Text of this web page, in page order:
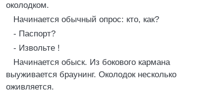
околодком.
Начинается обычный опрос: кто, как?
- Паспорт?
- Извольте !
Начинается обыск. Из бокового кармана
выуживается браунинг. Околодок несколько
оживляется.